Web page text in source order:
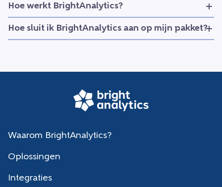
Hoe werkt BrightAnalytics?
Hoe sluit ik BrightAnalytics aan op mijn pakket?
Waarom BrightAnalytics?
Oplossingen
Integraties